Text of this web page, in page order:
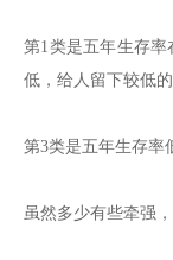
第1类是五年生存
低，给人留下较低的
第3类是五年生存率
虽然多少有些牵强